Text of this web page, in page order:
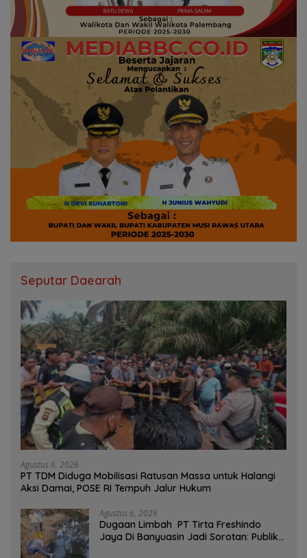
Seputar Daearah
Agustus 6, 2026
PT TDM Diduga Mobilisasi Ratusan Massa untuk Halangi
Aksi Damai, POSE RI Tempuh Jalur Hukum
Agustus 6, 2026
Dugaan Limbah PT Tirta Freshindo
Jaya Di Banyuasin Jadi Sorotan: Publik